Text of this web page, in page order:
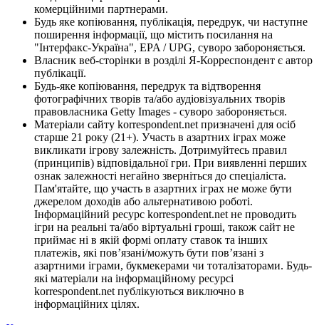
комерційними партнерами.
Будь яке копіювання, публікація, передрук, чи наступне
поширення інформації, що містить посилання на
"Інтерфакс-Україна", EPA / UPG, суворо забороняється.
Власник веб-сторінки в розділі Я-Корреспондент є автор
публікації.
Будь-яке копіювання, передрук та відтворення
фотографічних творів та/або аудіовізуальних творів
правовласника Getty Images - суворо забороняється.
Матеріали сайту korrespondent.net призначені для осіб
старше 21 року (21+). Участь в азартних іграх може
викликати ігрову залежність. Дотримуйтесь правил
(принципів) відповідальної гри. При виявленні перших
ознак залежності негайно зверніться до спеціаліста.
Пам'ятайте, що участь в азартних іграх не може бути
джерелом доходів або альтернативою роботі.
Інформаційний ресурс korrespondent.net не проводить
ігри на реальні та/або віртуальні гроші, також сайт не
приймає ні в якій формі оплату ставок та інших
платежів, які пов’язані/можуть бути пов’язані з
азартними іграми, букмекерами чи тоталізаторами. Будь-
які матеріали на інформаційному ресурсі
korrespondent.net публікуються виключно в
інформаційних цілях.